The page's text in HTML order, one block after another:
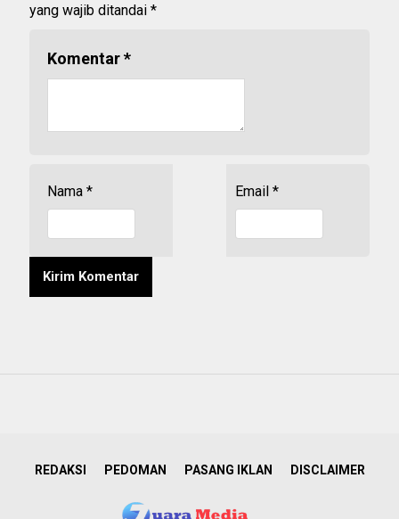
yang wajib ditandai *
Komentar*
Nama * Email *
REDAKSI PEDOMAN PASANG IKLAN DISCLAIMER